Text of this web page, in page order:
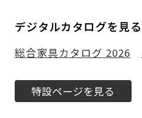
デジタルカタログを見る
総合家具カタログ 2026
特設ページを見る